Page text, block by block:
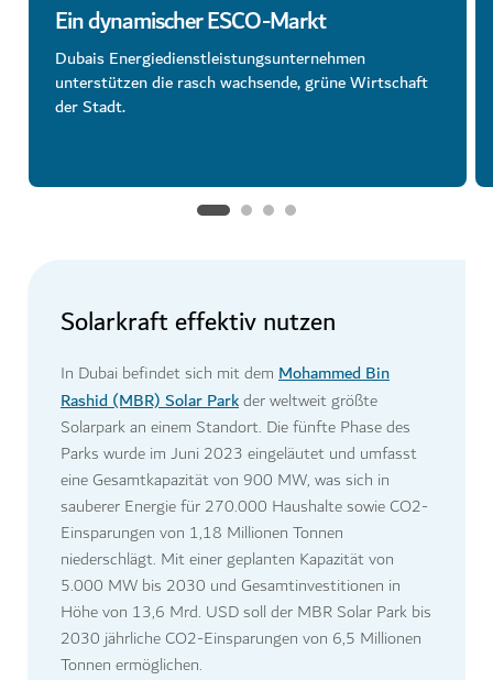
Ein dynamischer ESCO-Markt
Dubais Energiedienstleistungsunternehmen
unterstützen die rasch wachsende, grüne Wirtschaft
der Stadt.
Solarkraft effektiv nutzen
In Dubai befindet sich mit dem Mohammed Bin
Rashid (MBR) Solar Parkder weltweit größte
Solarpark an einem Standort. Die fünfte Phase des
Parks wurde im Juni 2023 eingeläutet und umfasst
eine Gesamtkapazität von 900 MW, was sich in
sauberer Energie für 270.000 Haushalte sowie CO2-
Einsparungen von 1,18 Millionen Tonnen
niederschlägt. Mit einer geplanten Kapazität von
5.000 MW bis 2030 und Gesamtinvestitionen in
Höhe von 13,6 Mrd. USD soll der MBR Solar Park bis
2030 jährliche CO2-Einsparungen von 6,5 Millionen
Tonnen ermöglichen.